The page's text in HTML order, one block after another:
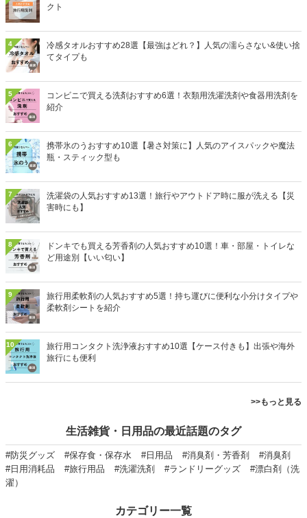
クト
4
冷感タオルおすすめ28選【最強はどれ？】人気の濡らさない&使い捨
てタイプも
5
コンビニで買える洗剤おすすめ6選！衣類用洗濯洗剤や食器用洗剤を
紹介
6
携帯氷のうおすすめ10選【暑さ対策に】人気のアイスパックや魔法
瓶・スティック型も
7
洗濯袋の人気おすすめ13選！旅行やアウトドア時に服が洗える【災
害時にも】
8
ドンキでも買える芳香剤の人気おすすめ10選！車・部屋・トイレな
ど用途別【いい匂い】
9
旅行用柔軟剤の人気おすすめ5選！持ち運びに便利な小分けタイプや
柔軟剤シートを紹介
10
旅行用コンタクト洗浄液おすすめ10選【ケース付きも】出張や海外
旅行にも便利
>>もっと見る
生活雑貨・日用品の最近話題のタグ
#防災グッズ #保存食・保存水 #日用品 #消臭剤・芳香剤
#消臭剤
#日用消耗品
#旅行用品 #洗濯洗剤 #ランドリーグッズ
#漂白剤（洗
濯）
カテゴリー一覧